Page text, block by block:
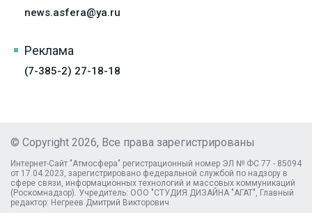
news.asfera@ya.ru
Реклама
(7-385-2) 27-18-18
© Copyright 2026, Все права зарегистрированы
Интернет-Сайт "Атмосфера" регистрационный номер ЭЛ № ФС 77 - 85094
от 17.04.2023, зарегистрировано федеральной службой по надзору в
сфере связи, информационных технологий и массовых коммуникаций
(Роскомнадзор). Учредитель: ООО "СТУДИЯ ДИЗАЙНА "АГАТ", Главный
редактор: Негреев Дмитрий Викторович